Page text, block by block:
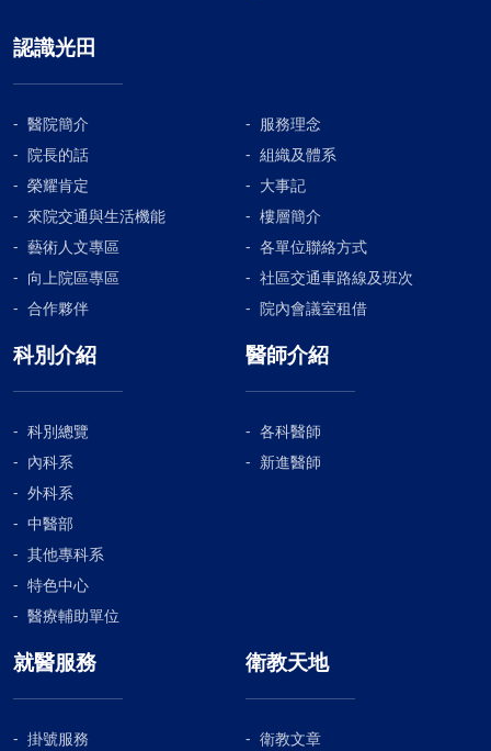
認識光田
醫院簡介
服務理念
院長的話
組織及體系
榮耀肯定
大事記
來院交通與生活機能
樓層簡介
藝術人文專區
各單位聯絡方式
向上院區專區
社區交通車路線及班次
合作夥伴
院內會議室租借
科別介紹
科別總覽
內科系
外科系
中醫部
其他專科系
特色中心
醫療輔助單位
醫師介紹
各科醫師
新進醫師
就醫服務
掛號服務
衛教天地
衛教文章